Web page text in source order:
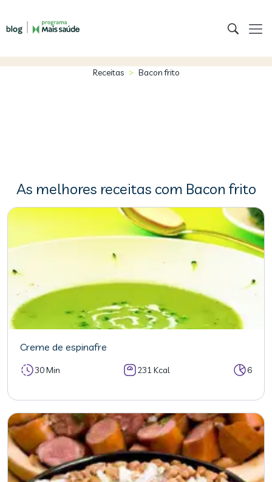
Receitas > Bacon frito
As melhores receitas com Bacon frito
Creme de espinafre
30 Min 231 Kcal 6